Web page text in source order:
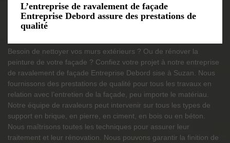
L’entreprise de ravalement de façade
Entreprise Debord assure des prestations de
qualité
Besoin de nettoyer vos murs extérieurs ? Ou de rénover la
peinture de votre façade ? Confiez votre projet à notre entreprise
de ravalement de façade Entreprise Debord sise à Suzan. Nous
fournissons des prestations de qualité pour tous les travaux en
relation avec l’entretien de la façade, peu importe le matériau.
Notre équipe de ravaleurs peut intervenir sur tous les types de
support en brique, en pierre, en ciment, en bois ou en béton.
Nous maîtrisons toutes les techniques pour assurer leur
traitement et leur rénovation. Nous pouvons garantir la finition de